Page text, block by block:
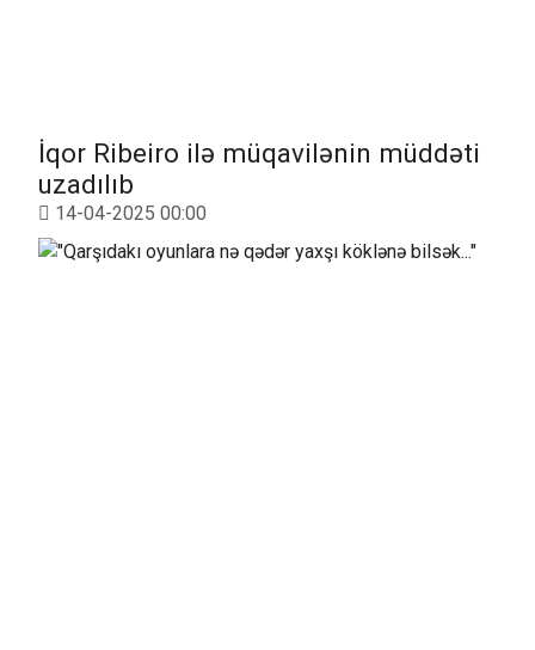
İqor Ribeiro ilə müqavilənin müddəti
uzadılıb
14-04-2025 00:00